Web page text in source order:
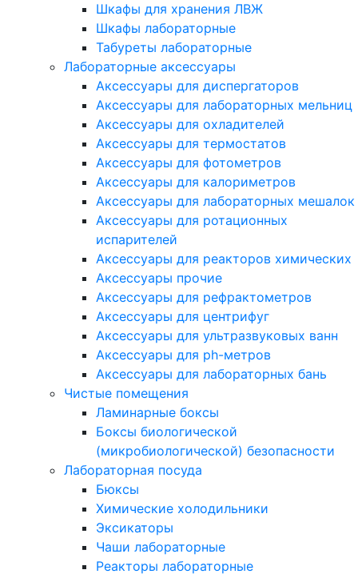
Шкафы для хранения ЛВЖ
Шкафы лабораторные
Табуреты лабораторные
Лабораторные аксессуары
Аксессуары для диспергаторов
Аксессуары для лабораторных мельниц
Аксессуары для охладителей
Аксессуары для термостатов
Аксессуары для фотометров
Аксессуары для калориметров
Аксессуары для лабораторных мешалок
Аксессуары для ротационных
испарителей
Аксессуары для реакторов химических
Аксессуары прочие
Аксессуары для рефрактометров
Аксессуары для центрифуг
Аксессуары для ультразвуковых ванн
Аксессуары для ph-метров
Аксессуары для лабораторных бань
Чистые помещения
Ламинарные боксы
Боксы биологической
(микробиологической) безопасности
Лабораторная посуда
Бюксы
Химические холодильники
Эксикаторы
Чаши лабораторные
Реакторы лабораторные